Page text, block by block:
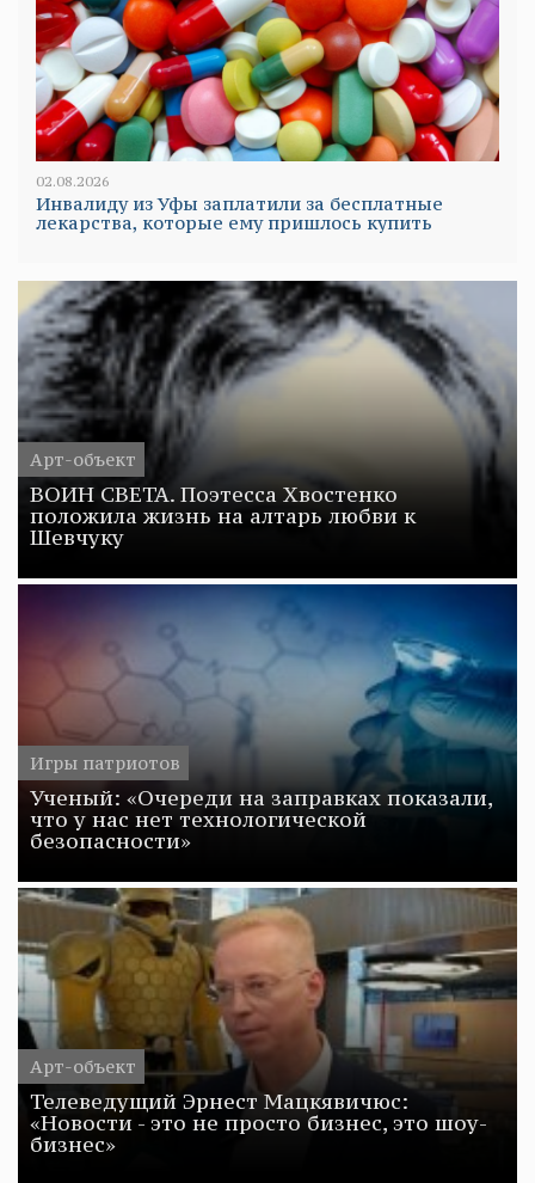
02.08.2026
Инвалиду из Уфы заплатили за бесплатные
лекарства, которые ему пришлось купить
Арт-объект
ВОИН СВЕТА. Поэтесса Хвостенко
положила жизнь на алтарь любви к
Шевчуку
Игры патриотов
Ученый: «Очереди на заправках показали,
что у нас нет технологической
безопасности»
Арт-объект
Телеведущий Эрнест Мацкявичюс:
«Новости - это не просто бизнес, это шоу-
бизнес»